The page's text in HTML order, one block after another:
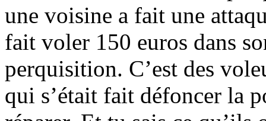
une voisine a fait une
fait voler 150 euros dans
perquisition. C’est des
qui s’était fait défoncer la